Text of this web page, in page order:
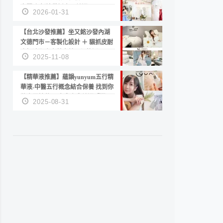
套服務 新娘備婚省心首選！
2026-01-31
【台北沙發推薦】坐又銘沙發內湖
文德門市－客製化設計 ＋ 貓抓皮耐
磨好清潔｜直營直銷、價格透明
高CP值打造夢想居家風格
2025-11-08
【精華液推薦】蘊韻yunyum五行精
華液-中醫五行概念結合保養 找到你
的專屬精華！ 水㊀土㊀就選「潤・
賦精華」維持肌膚剛剛好的平衡
2025-08-31